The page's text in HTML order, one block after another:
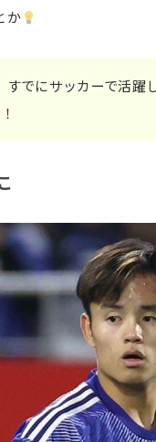
か
すでにサッカーで活躍